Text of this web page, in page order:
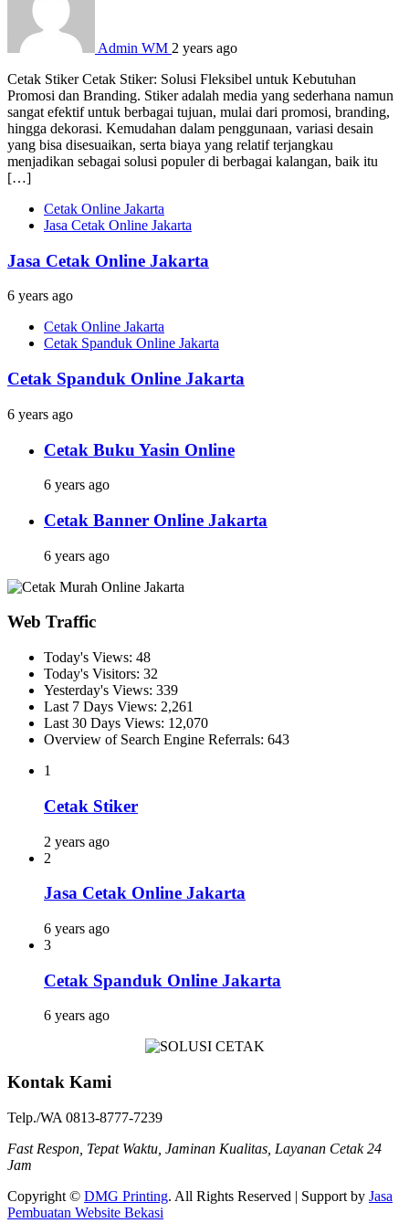
Admin WM 2 years ago
Cetak Stiker Cetak Stiker: Solusi Fleksibel untuk Kebutuhan
Promosi dan Branding. Stiker adalah media yang sederhana namun
sangat efektif untuk berbagai tujuan, mulai dari promosi, branding,
hingga dekorasi. Kemudahan dalam penggunaan, variasi desain
yang bisa disesuaikan, serta biaya yang relatif terjangkau
menjadikan sebagai solusi populer di berbagai kalangan, baik itu
[…]
Cetak Online Jakarta
Jasa Cetak Online Jakarta
Jasa Cetak Online Jakarta
6 years ago
Cetak Online Jakarta
Cetak Spanduk Online Jakarta
Cetak Spanduk Online Jakarta
6 years ago
Cetak Buku Yasin Online
6 years ago
Cetak Banner Online Jakarta
6 years ago
Web Traffic
Today's Views: 48
Today's Visitors: 32
Yesterday's Views: 339
Last 7 Days Views: 2,261
Last 30 Days Views: 12,070
Overview of Search Engine Referrals: 643
1
Cetak Stiker
2 years ago
2
Jasa Cetak Online Jakarta
6 years ago
3
Cetak Spanduk Online Jakarta
6 years ago
Kontak Kami
Telp./WA 0813-8777-7239
Fast Respon, Tepat Waktu, Jaminan Kualitas, Layanan Cetak 24
Jam
Copyright © DMG Printing. All Rights Reserved | Support by Jasa
Pembuatan Website Bekasi